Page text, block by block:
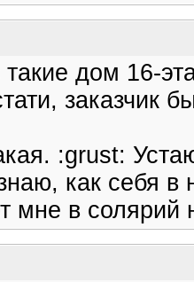
дом 16-
заказчик
:grust:
как себя
мне в солярий